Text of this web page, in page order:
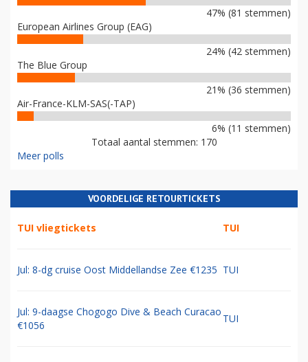
47% (81 stemmen)
European Airlines Group (EAG)
24% (42 stemmen)
The Blue Group
21% (36 stemmen)
Air-France-KLM-SAS(-TAP)
6% (11 stemmen)
Totaal aantal stemmen: 170
Meer polls
VOORDELIGE RETOURTICKETS
TUI vliegtickets TUI
Jul: 8-dg cruise Oost Middellandse Zee €1235 TUI
Jul: 9-daagse Chogogo Dive & Beach Curacao
€1056
TUI